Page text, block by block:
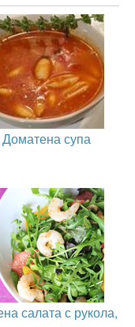
Доматена супа
салата с рукола,